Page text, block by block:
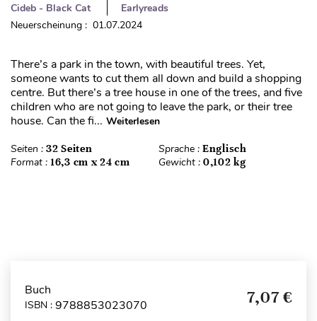
Cideb - Black Cat
Earlyreads
Neuerscheinung : 01.07.2024
There’s a park in the town, with beautiful trees. Yet,
someone wants to cut them all down and build a shopping
centre. But there’s a tree house in one of the trees, and five
children who are not going to leave the park, or their tree
house. Can the fi... Weiterlesen
Seiten : 32 Seiten Sprache : Englisch
Format : 16,3 cm x 24 cm Gewicht : 0,102 kg
Buch
ISBN : 9788853023070 7,07 €